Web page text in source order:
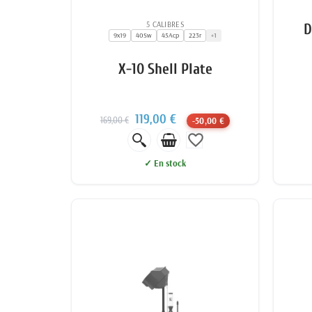
5 CALIBRES
9x19 40Sw 45Acp 223r +1
X-10 Shell Plate
169,00 € 119,00 € -50,00 €
favorite_border
✓ En stock